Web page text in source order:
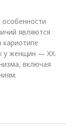
особенности
являются
кариотипе
у женщин — XX.
включая